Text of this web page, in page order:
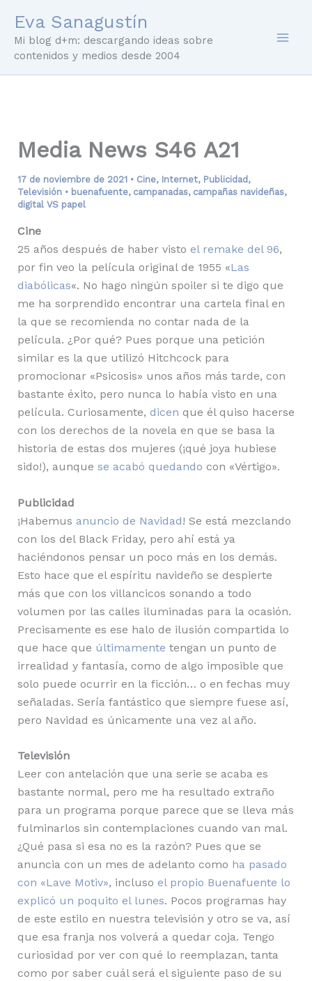
contenido
Eva Sanagustín
Mi blog d+m: descargando ideas sobre
contenidos y medios desde 2004
Media News S46 A21
17 de noviembre de 2021 • Cine, Internet, Publicidad ,
Televisión• buenafuente, campanadas, campañas navideñas,
digital VS papel
Cine
25 años después de haber visto el remake del 96,
por fin veo la película original de 1955 «Las
diabólicas«. No hago ningún spoiler si te digo que
me ha sorprendido encontrar una cartela final en
la que se recomienda no contar nada de la
película. ¿Por qué? Pues porque una petición
similar es la que utilizó Hitchcock para
promocionar «Psicosis» unos años más tarde, con
bastante éxito, pero nunca lo había visto en una
película. Curiosamente, dicen que él quiso hacerse
con los derechos de la novela en que se basa la
historia de estas dos mujeres (¡qué joya hubiese
sido!), aunque se acabó quedando con «Vértigo».
Publicidad
¡Habemus anuncio de Navidad! Se está mezclando
con los del Black Friday, pero ahí está ya
haciéndonos pensar un poco más en los demás.
Esto hace que el espíritu navideño se despierte
más que con los villancicos sonando a todo
volumen por las calles iluminadas para la ocasión.
Precisamente es ese halo de ilusión compartida lo
que hace que últimamente tengan un punto de
irrealidad y fantasía, como de algo imposible que
solo puede ocurrir en la ficción… o en fechas muy
señaladas. Sería fantástico que siempre fuese así,
pero Navidad es únicamente una vez al año.
Televisión
Leer con antelación que una serie se acaba es
bastante normal, pero me ha resultado extraño
para un programa porque parece que se lleva más
fulminarlos sin contemplaciones cuando van mal.
¿Qué pasa si esa no es la razón? Pues que se
anuncia con un mes de adelanto como ha pasado
con «Lave Motiv», incluso el propio Buenafuente lo
explicó un poquito el lunes. Pocos programas hay
de este estilo en nuestra televisión y otro se va, así
que esa franja nos volverá a quedar coja. Tengo
curiosidad por ver con qué lo reemplazan, tanta
como por saber cuál será el siguiente paso de su